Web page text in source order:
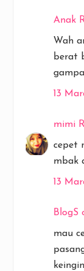
Anak
Wah
berat
13
mimi
cepet
mbak
13
mau